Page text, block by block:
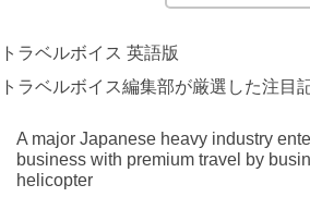
トラベルボイス 英語版
トラベルボイス編集部が厳選した注目
A major Japanese heavy industry
business with premium travel by
helicopter